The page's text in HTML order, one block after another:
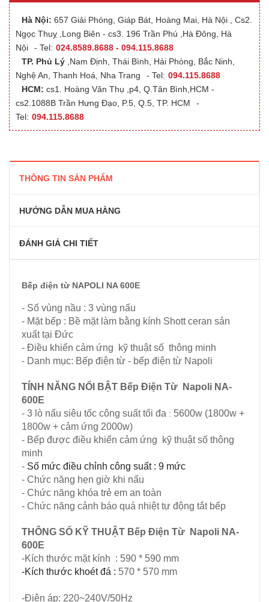
Hà Nội: 657 Giải Phóng, Giáp Bát, Hoàng Mai, Hà Nội , Cs2.
Ngọc Thuỵ ,Long Biên - cs3. 196 Trần Phú ,Hà Đông, Hà
Nội
- Tel: 024.8589.8688 - 094.115.8688
TP. Phủ Lý ,Nam Định, Thái Bình, Hải Phòng, Bắc Ninh,
Nghệ An, Thanh Hoá, Nha Trang
- Tel: 094.115.8688
HCM: cs1. Hoàng Văn Thụ ,p4, Q.Tân Bình,HCM -
cs2.1088B Trần Hưng Đạo, P.5, Q.5, TP. HCM
-
Tel: 094.115.8688
THÔNG TIN SẢN PHẨM
HƯỚNG DẪN MUA HÀNG
ĐÁNH GIÁ CHI TIẾT
Bếp điện từ NAPOLI NA 600E
- Số vùng nầu : 3 vùng nấu
- Mặt bếp : Bề mặt làm bằng kính Shott ceran sản
xuất tại Đức
- Điều khiển cảm ứng kỹ thuật số thông minh
- Danh mục: Bếp điện từ - bếp điện từ Napoli
TÍNH NĂNG NỔI BẬT Bếp Điện Từ Napoli NA-
600E
- 3 lò nấu siêu tốc công suất tối đa : 5600w (1800w +
1800w + cảm ứng 2000w)
- Bếp được điều khiển cảm ứng kỹ thuật số thông
minh
- Số mức điều chỉnh công suất : 9 mức
- Chức năng hẹn giờ khi nấu
- Chức năng khóa trẻ em an toàn
- Chức năng cảnh báo quá nhiệt tự động tắt bếp
THÔNG SỐ KỸ THUẬT Bếp Điện Từ Napoli NA-
600E
-Kích thước mặt kính : 590 * 590 mm
-Kích thước khoét đá : 570 * 570 mm
-Điện áp: 220~240V/50Hz